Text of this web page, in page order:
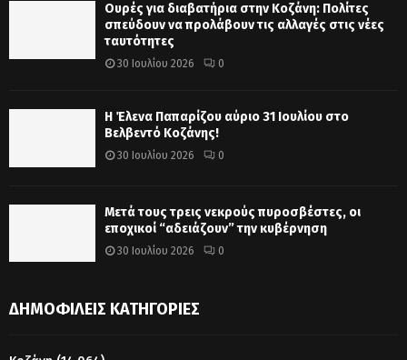
Ουρές για διαβατήρια στην Κοζάνη: Πολίτες
σπεύδουν να προλάβουν τις αλλαγές στις νέες
ταυτότητες
30 Ιουλίου 2026 0
Η Έλενα Παπαρίζου αύριο 31 Ιουλίου στο
Βελβεντό Κοζάνης!
30 Ιουλίου 2026 0
Μετά τους τρεις νεκρούς πυροσβέστες, οι
εποχικοί “αδειάζουν” την κυβέρνηση
30 Ιουλίου 2026 0
ΔΗΜΟΦΙΛΕΊΣ ΚΑΤΗΓΟΡΊΕΣ